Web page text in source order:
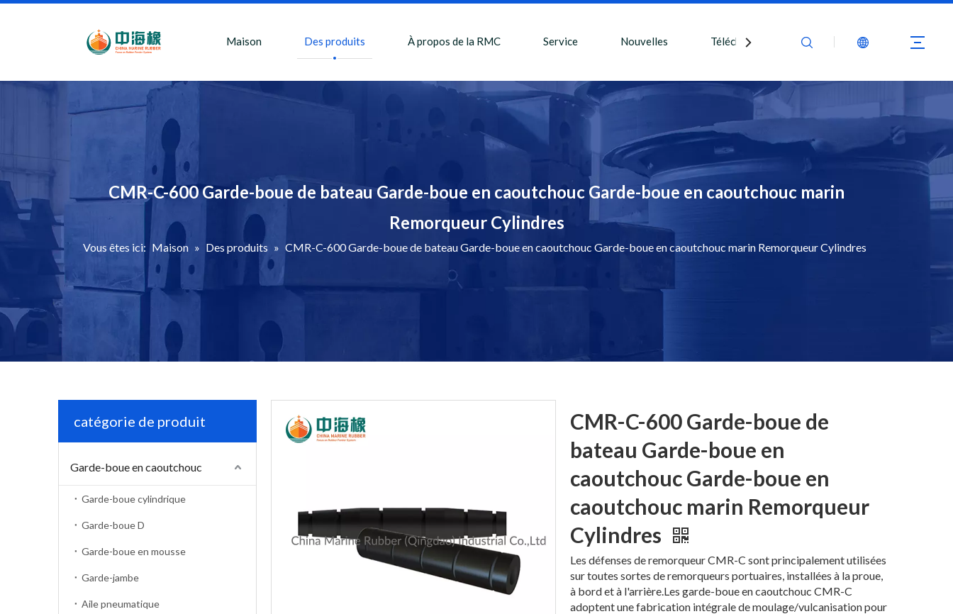
Maison Des produits À propos de la RMC Service Nouvelles Télécharger Nous contacter
CMR-C-600 Garde-boue de bateau Garde-boue en caoutchouc Garde-boue en caoutchouc marin
Remorqueur Cylindres
Vous êtes ici: Maison » Des produits » CMR-C-600 Garde-boue de bateau Garde-boue en caoutchouc Garde-boue en caoutchouc marin Remorqueur Cylindres
catégorie de produit
Garde-boue en caoutchouc
Garde-boue cylindrique
Garde-boue D
Garde-boue en mousse
Garde-jambe
Aile pneumatique
CMR-C-600 Garde-boue de
bateau Garde-boue en
caoutchouc Garde-boue en
caoutchouc marin Remorqueur
Cylindres
Les défenses de remorqueur CMR-C sont principalement utilisées
sur toutes sortes de remorqueurs portuaires, installées à la proue,
à bord et à l'arrière.Les garde-boue en caoutchouc CMR-C
adoptent une fabrication intégrale de moulage/vulcanisation pour